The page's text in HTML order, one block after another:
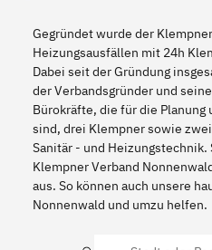
Gegründet wurde der
Heizungsausfällen mit 24h
Dabei seit der Gründung
der Verbandsgründer und
Bürokräfte, die für die Planung
sind, drei Klempner sowie
Sanitär - und
Klempner Verband
aus. So können auch unsere
Nonnenwald und umzu helfen.